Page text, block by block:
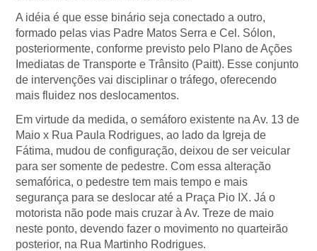
A idéia é que esse binário seja conectado a outro,
formado pelas vias Padre Matos Serra e Cel. Sólon,
posteriormente, conforme previsto pelo Plano de Ações
Imediatas de Transporte e Trânsito (Paitt). Esse conjunto
de intervenções vai disciplinar o tráfego, oferecendo
mais fluidez nos deslocamentos.
Em virtude da medida, o semáforo existente na Av. 13 de
Maio x Rua Paula Rodrigues, ao lado da Igreja de
Fátima, mudou de configuração, deixou de ser veicular
para ser somente de pedestre. Com essa alteração
semafórica, o pedestre tem mais tempo e mais
segurança para se deslocar até a Praça Pio IX. Já o
motorista não pode mais cruzar à Av. Treze de maio
neste ponto, devendo fazer o movimento no quarteirão
posterior, na Rua Martinho Rodrigues.